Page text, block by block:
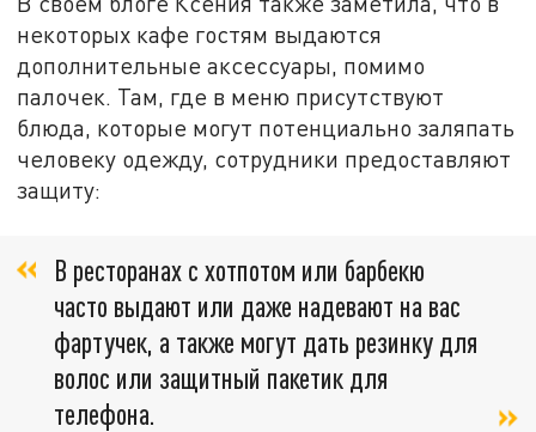
некоторых кафе гостям выдаются
дополнительные аксессуары, помимо
палочек. Там, где в меню присутствуют
блюда, которые могут потенциально заляпать
человеку одежду, сотрудники предоставляют
защиту:
В ресторанах с хотпотом или барбекю
часто выдают или даже надевают на вас
фартучек, а также могут дать резинку для
волос или защитный пакетик для
телефона.